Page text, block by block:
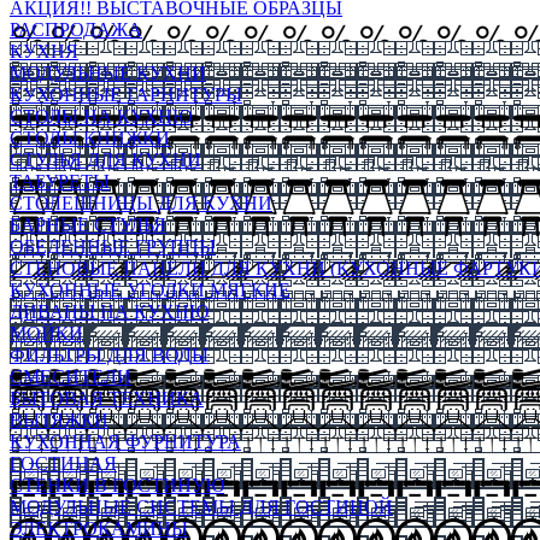
АКЦИЯ!! ВЫСТАВОЧНЫЕ ОБРАЗЦЫ
РАСПРОДАЖА
КУХНЯ
МОДУЛЬНЫЕ КУХНИ
КУХОННЫЕ ГАРНИТУРЫ
СТОЛЫ НА КУХНЮ
СТОЛЫ КНИЖКИ
СТУЛЬЯ ДЛЯ КУХНИ
ТАБУРЕТЫ
СТОЛЕШНИЦЫ ДЛЯ КУХНИ
БАРНЫЕ СТУЛЬЯ
ОБЕДЕННЫЕ ГРУППЫ
СТЕНОВЫЕ ПАНЕЛИ ДЛЯ КУХНИ (КУХОННЫЕ
КУХОННЫЕ УГОЛКИ МЯГКИЕ
ДИВАНЫ НА КУХНЮ
МОЙКИ
ФИЛЬТРЫ ДЛЯ ВОДЫ
СМЕСИТЕЛИ
БЫТОВАЯ ТЕХНИКА
ВЫТЯЖКИ
КУХОННАЯ ФУРНИТУРА
ГОСТИНАЯ
СТЕНКИ В ГОСТИНУЮ
МОДУЛЬНЫЕ СИСТЕМЫ ДЛЯ ГОСТИНОЙ
ЭЛЕКТРОКАМИНЫ